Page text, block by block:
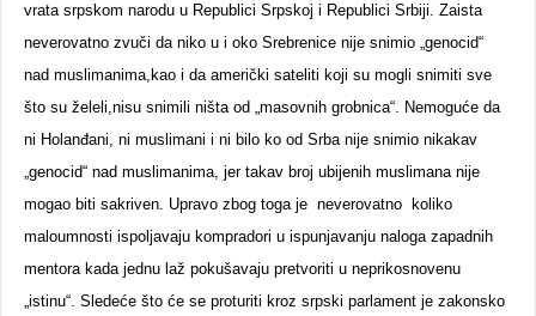
vrata srpskom narodu u Republici Srpskoj i Republici Srbiji. Zaista
neverovatno zvuči da niko u i oko Srebrenice nije snimio „genocid“
nad muslimanima,kao i da američki sateliti koji su mogli snimiti sve
što su želeli,nisu snimili ništa od „masovnih grobnica“. Nemoguće da
ni Holanđani, ni muslimani i ni bilo ko od Srba nije snimio nikakav
„genocid“ nad muslimanima, jer takav broj ubijenih muslimana nije
mogao biti sakriven. Upravo zbog toga je neverovatno koliko
maloumnosti ispoljavaju kompradori u ispunjavanju naloga zapadnih
mentora kada jednu laž pokušavaju pretvoriti u neprikosnovenu
„istinu“. Sledeće što će se proturiti kroz srpski parlament je zakonsko